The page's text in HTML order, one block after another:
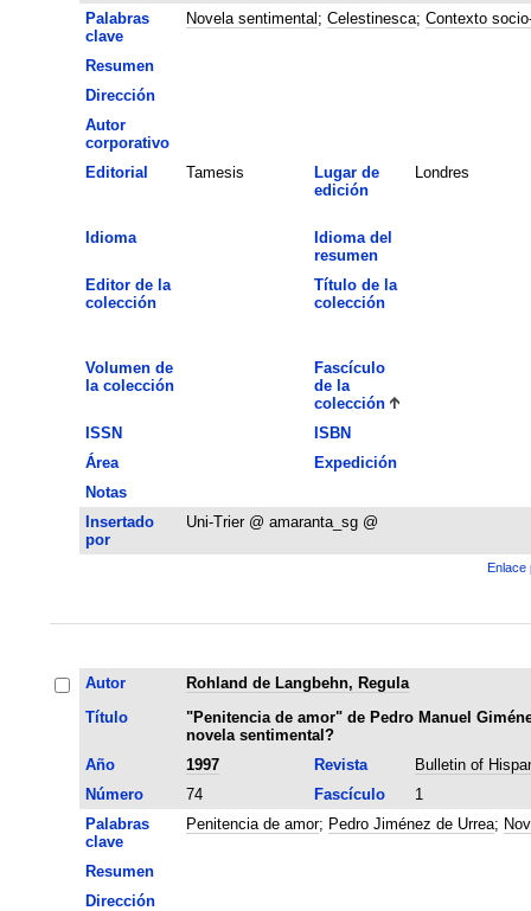
Palabras
clave
Novela sentimental ; Celestinesca; Contexto
Resumen
Dirección
Autor
corporativo
Editorial
Tamesis
Lugar de
edición
Londres
Idioma
Idioma del
resumen
Editor de la
colección
Título de la
colección
Volumen de
la colección
Fascículo
de la
colección
ISSN
ISBN
Área
Expedición
Notas
Insertado
por
Uni-Trier @ amaranta_sg @
Enlace
Autor
Rohland de Langbehn, Regula
Título
"Penitencia de amor" de Pedro Manuel
novela sentimental?
Año
1997 Revista
Bulletin of
Número
74 Fascículo
1
Palabras
clave
Penitencia de amor; Pedro Jiménez de Urrea;
Resumen
Dirección